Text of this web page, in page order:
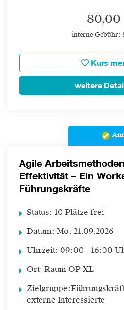
80,00
interne Gebühr:
Kurs
weitere
Agile
Effektivität – Ein
Führungskräfte
Status: 10 Plätze frei
Datum: Mo. 21.09.2026
Uhrzeit: 09:00 - 16:00
Ort: Raum OP-XL
Zielgruppe:
externe Interessierte